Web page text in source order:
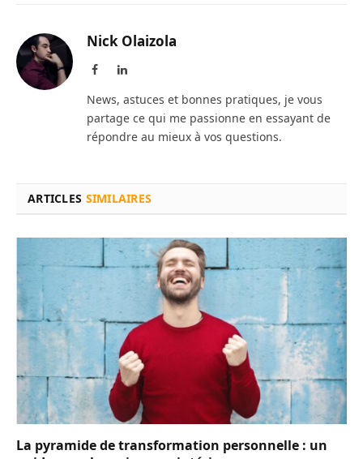
Nick Olaizola
FacebookLinkedIn
News, astuces et bonnes pratiques, je vous
partage ce qui me passionne en essayant de
répondre au mieux à vos questions.
ARTICLES SIMILAIRES
La pyramide de transformation personnelle : un